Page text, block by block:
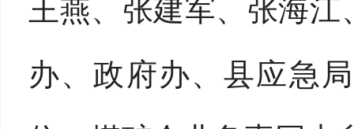
王燕、张建军、张海
办、政府办、县应急